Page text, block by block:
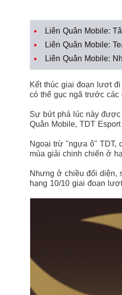
Liên Quân Mobile:
Liên Quân Mobile:
Liên Quân Mobile:
Kết thúc giai đoạn lượt
có thể gục ngã trước các
Sự bứt phá lúc này được
Quân Mobile, TDT
Ngoại trừ "ngựa ô" TDT,
mùa giải chinh chiến ở
Nhưng ở chiều đối diện,
hạng 10/10 giai đoạn